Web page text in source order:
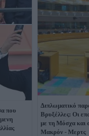
που
Διπλωματικό
Βρυξέλλες: Οι
με τη Μόσχα και
Μακρόν - Μερτς